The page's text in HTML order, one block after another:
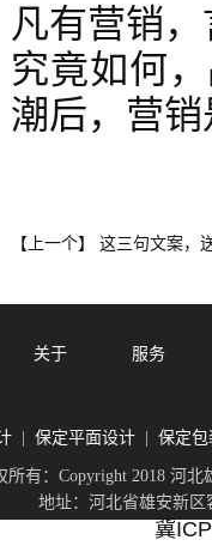
凡有营销
究竟如何
潮后，营
【上一个】 这三句文案，
关于 服务
| 保定平面设计| 保定包
所有：Copyright 2018 河
地址：河北省雄安新区
冀